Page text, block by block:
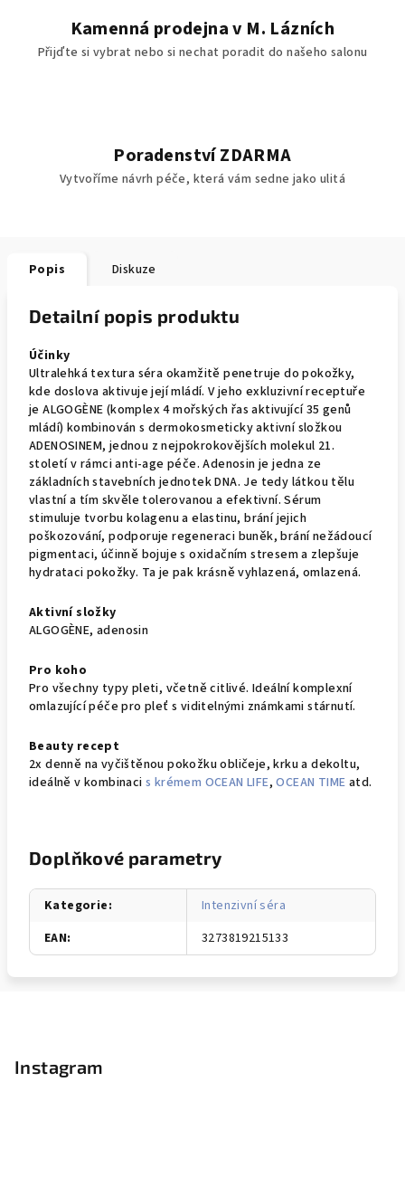
Kamenná prodejna v M. Lázních
Přijďte si vybrat nebo si nechat poradit do našeho salonu
Poradenství ZDARMA
Vytvoříme návrh péče, která vám sedne jako ulitá
Popis Diskuze
Detailní popis produktu
Účinky
Ultralehká textura séra okamžitě penetruje do pokožky,
kde doslova aktivuje její mládí. V jeho exkluzivní receptuře
je ALGOGÈNE (komplex 4 mořských řas aktivující 35 genů
mládí) kombinován s dermokosmeticky aktivní složkou
ADENOSINEM, jednou z nejpokrokovějších molekul 21.
století v rámci anti-age péče. Adenosin je jedna ze
základních stavebních jednotek DNA. Je tedy látkou tělu
vlastní a tím skvěle tolerovanou a efektivní. Sérum
stimuluje tvorbu kolagenu a elastinu, brání jejich
poškozování, podporuje regeneraci buněk, brání nežádoucí
pigmentaci, účinně bojuje s oxidačním stresem a zlepšuje
hydrataci pokožky. Ta je pak krásně vyhlazená, omlazená.
Aktivní složky
ALGOGÈNE, adenosin
Pro koho
Pro všechny typy pleti, včetně citlivé. Ideální komplexní
omlazující péče pro pleť s viditelnými známkami stárnutí.
Beauty recept
2x denně na vyčištěnou pokožku obličeje, krku a dekoltu,
ideálně v kombinacis krémem OCEAN LIFE,OCEAN TIME atd.
Doplňkové parametry
Kategorie:
Intenzivní séra
EAN: 3273819215133
Instagram